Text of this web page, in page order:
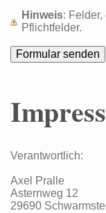
Hinweis :
Pflichtfelder.
Verantwortlich:
Axel
Pralle
Asternweg 12
29690